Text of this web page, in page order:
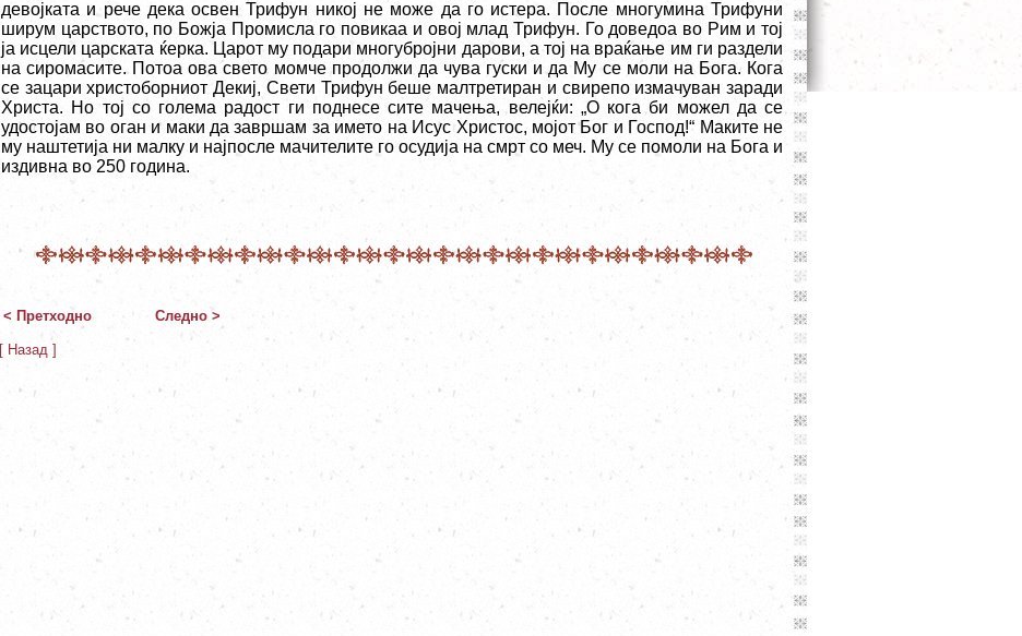
девојката и рече дека освен Трифун никој не може да го истера. После многумина Трифуни
ширум царството, по Божја Промисла го повикаа и овој млад Трифун. Го доведоа во Рим и тој
ја исцели царската ќерка. Царот му подари многубројни дарови, а тој на враќање им ги раздели
на сиромасите. Потоа ова свето момче продолжи да чува гуски и да Му се моли на Бога. Кога
се зацари христоборниот Декиј, Свети Трифун беше малтретиран и свирепо измачуван заради
Христа. Но тој со голема радост ги поднесе сите мачења, велејќи: „О кога би можел да се
удостојам во оган и маки да завршам за името на Исус Христос, мојот Бог и Господ!“ Маките не
му наштетија ни малку и најпосле мачителите го осудија на смрт со меч. Му се помоли на Бога и
издивна во 250 година.
< Претходно Следно >
[ Назад ]